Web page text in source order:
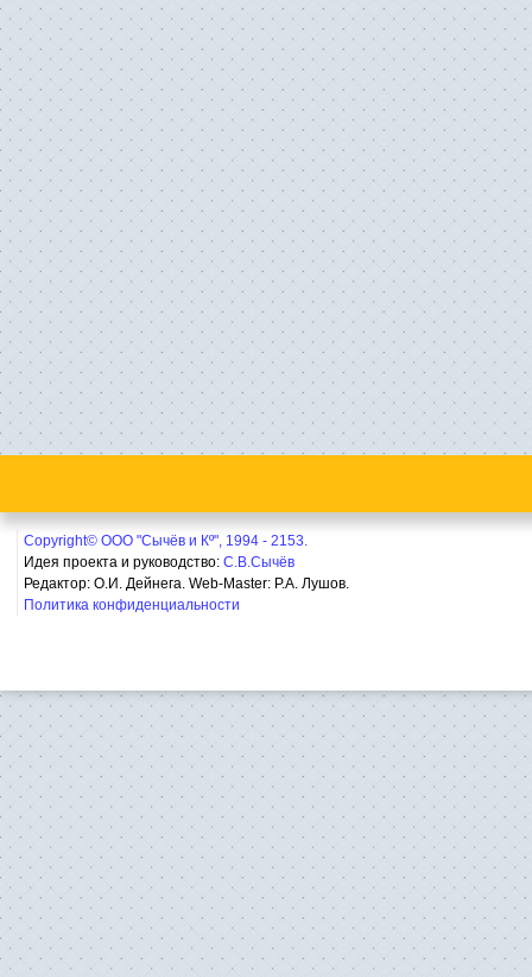
Copyright© ООО "Сычёв и Кº", 1994 - 2153.
Идея проекта и руководство: С.В.Сычёв
Редактор: О.И. Дейнега. Web-Master: Р.А. Лушов.
Политика конфиденциальности